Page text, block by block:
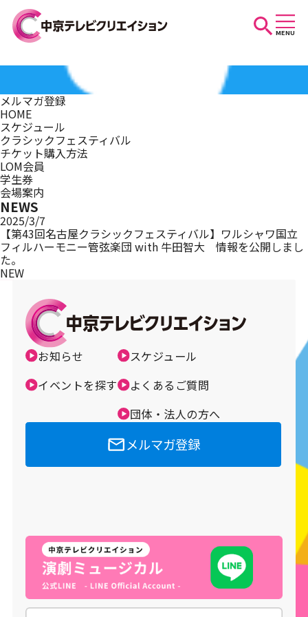
MENU
お知らせ
スケジュール
イベントを探す
団体・法人の方へ
メルマガ登録
メルマガ登録
HOME
スケジュール
クラシックフェスティバル
チケット購入方法
LOM会員
学生券
会場案内
NEWS
2025/3/7
【第43回名古屋クラシックフェスティバル】ワルシャワ国立
フィルハーモニー管弦楽団 with 牛田智大 情報を公開しまし
た。
NEW
お知らせ
イベントを探す
スケジュール
よくあるご質問
団体・法人の方へ
メルマガ登録